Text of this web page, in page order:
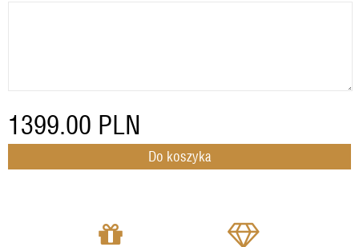
1399.00 PLN